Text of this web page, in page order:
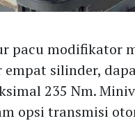
pacu modifikator
silinder,
235 Nm.
opsi transmisi